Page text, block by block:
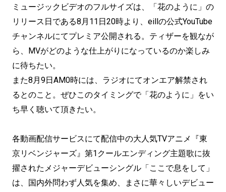
ミュージックビデオのフルサイズは、「花のように」の
リリース日である8月11日20時より、eillの公式YouTube
チャンネルにてプレミア公開される。ティザーを観なが
ら、MVがどのような仕上がりになっているのか楽しみ
に待ちたい。
また8月9日AM0時には、ラジオにてオンエア解禁され
るとのこと。ぜひこのタイミングで「花のように」をい
ち早く聴いて頂きたい。
各動画配信サービスにて配信中の大人気TVアニメ『東
京リベンジャーズ』第1クールエンディング主題歌に抜
擢されたメジャーデビューシングル「ここで息をして」
は、国内外問わず人気を集め、まさに華々しいデビュー